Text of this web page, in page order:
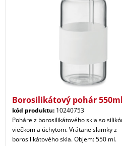
Borosilikátový pohár
kód produktu: 10240753
Poháre z borosilikátového skla so
viečkom a úchytom. Vrátane slamky z
borosilikátového skla. Objem: 550 ml.